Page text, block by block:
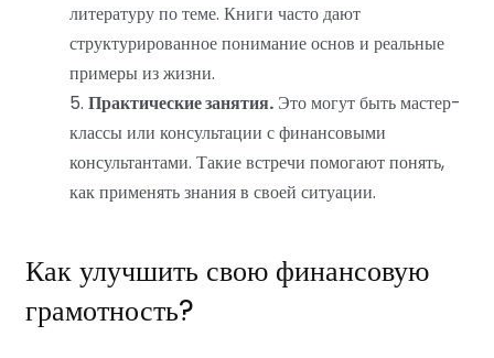
литературу по теме. Книги часто дают
структурированное понимание основ и реальные
примеры из жизни.
Практические занятия. Это могут быть мастер-
классы или консультации с финансовыми
консультантами. Такие встречи помогают понять,
как применять знания в своей ситуации.
Как улучшить свою финансовую
грамотность?